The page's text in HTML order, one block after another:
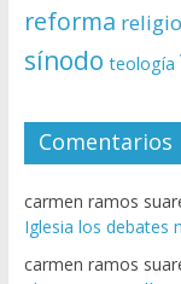
reforma
sínodo teología
Comentarios
carmen ramos
Iglesia los debates
carmen ramos